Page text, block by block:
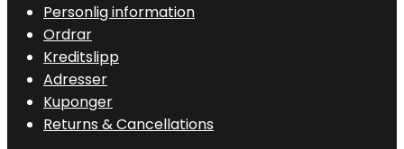
Personlig information
Ordrar
Kreditslipp
Adresser
Kuponger
Returns & Cancellations